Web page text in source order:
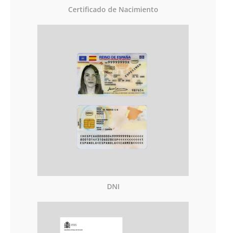
Certificado de Nacimiento
DNI